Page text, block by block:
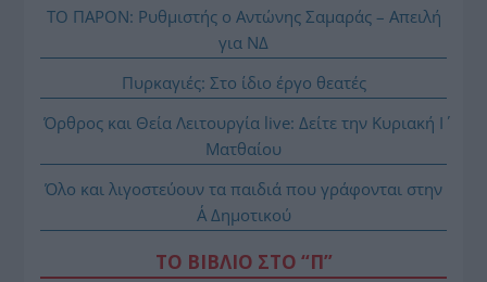
ΤΟ ΠΑΡΟΝ: Ρυθμιστής ο Αντώνης Σαμαράς – Απειλή
για ΝΔ
Πυρκαγιές: Στο ίδιο έργο θεατές
Όρθρος και Θεία Λειτουργία live: Δείτε την Κυριακή Ι΄
Ματθαίου
Όλο και λιγοστεύουν τα παιδιά που γράφονται στην
Α΄ Δημοτικού
ΤΟ ΒΙΒΛΙΟ ΣΤΟ “Π”